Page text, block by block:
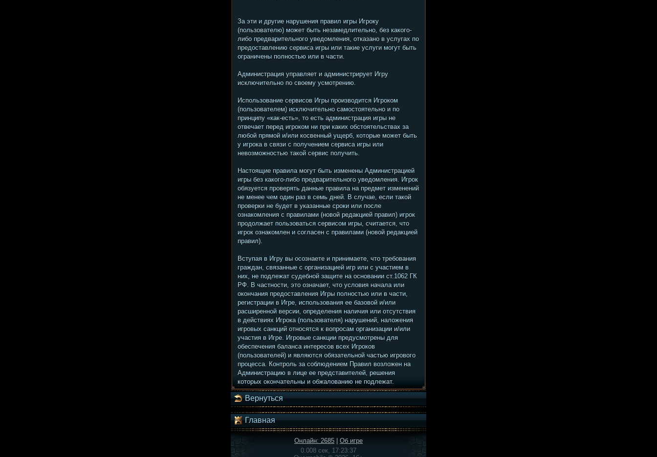
За эти и другие нарушения правил игры Игроку
(пользователю) может быть незамедлительно, без какого-
либо предварительного уведомления, отказано в услугах по
предоставлению сервиса игры или такие услуги могут быть
ограничены полностью или в части.
Администрация управляет и администрирует Игру
исключительно по своему усмотрению.
Использование сервисов Игры производится Игроком
(пользователем) исключительно самостоятельно и по
принципу «как-есть», то есть администрация игры не
отвечает перед игроком ни при каких обстоятельствах за
любой прямой и/или косвенный ущерб, которые может быть
у игрока в связи с получением сервиса игры или
невозможностью такой сервис получить.
Настоящие правила могут быть изменены Администрацией
игры без какого-либо предварительного уведомления. Игрок
обязуется проверять данные правила на предмет изменений
не менее чем один раз в семь дней. В случае, если такой
проверки не будет в указанные сроки или после
ознакомления с правилами (новой редакцией правил) игрок
продолжает пользоваться сервисом игры, считается, что
игрок ознакомлен и согласен с правилами (новой редакцией
правил).
Вступая в Игру вы осознаете и принимаете, что требования
граждан, связанные с организацией игр или с участием в
них, не подлежат судебной защите на основании ст.1062 ГК
РФ. В частности, это означает, что условия начала или
окончания предоставления Игры полностью или в части,
регистрации в Игре, использования ее базовой и/или
расширенной версии, определения наличия или отсутствия
в действиях Игрока (пользователя) нарушений, наложения
игровых санкций относятся к вопросам организации и/или
участия в Игре. Игровые санкции предусмотрены для
обеспечения баланса интересов всех Игроков
(пользователей) и являются обязательной частью игрового
процесса. Контроль за соблюдением Правил возложен на
Администрацию в лице ее представителей, решения
которых окончательны и обжалованию не подлежат.
Вернуться
Главная
Онлайн: 2685
Об игре
0.008 сек, 17:23:37